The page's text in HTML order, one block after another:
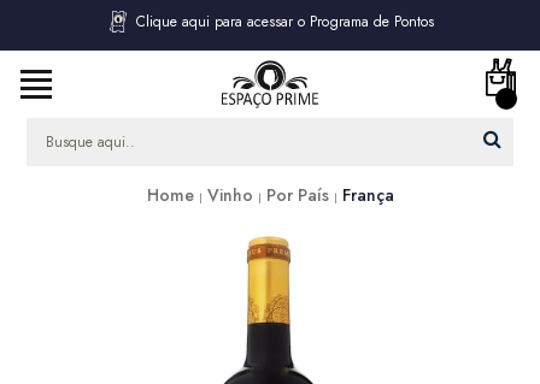
Clique aqui para acessar o Programa de Pontos
Home Vinho Por País França